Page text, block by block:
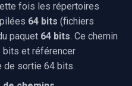
fois les répertoires
64 bits (fichiers
paquet 64 bits. Ce chemin
bits et référencer
de sortie 64 bits.